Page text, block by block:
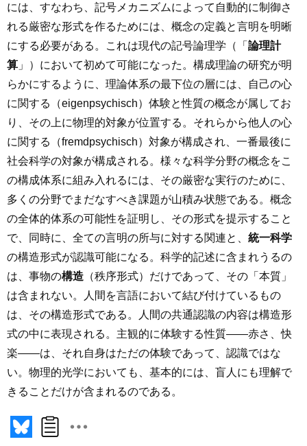
には、すなわち、記号メカニズムによって自動的に制御さ
れる厳密な形式を作るためには、概念の定義と言明を明晰
にする必要がある。これは現代の記号論理学（「 論理計
算 」）において初めて可能になった。構成理論の研究が明
らかにするように、理論体系の最下位の層には、自己の心
に関する（eigenpsychisch）体験と性質の概念が属してお
り、その上に物理的対象が位置する。それらから他人の心
に関する（fremdpsychisch）対象が構成され、一番最後に
社会科学の対象が構成される。様々な科学分野の概念をこ
の構成体系に組み入れるには、その厳密な実行のために、
多くの分野でまだなすべき課題が山積み状態である。概念
の全体的体系の可能性を証明し、その形式を提示すること
で、同時に、全ての言明の所与に対する関連と、 統一科学
の構造形式が認識可能になる。科学的記述に含まれうるの
は、事物の構造 （秩序形式）だけであって、その「本質」
は含まれない。人間を言語において結び付けているもの
は、その構造形式である。人間の共通認識の内容は構造形
式の中に表現される。主観的に体験する性質――赤さ、快
楽――は、それ自身はただの体験であって、認識ではな
い。物理的光学においても、基本的には、盲人にも理解で
きることだけが含まれるのである。